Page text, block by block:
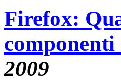
Firefox:
2009